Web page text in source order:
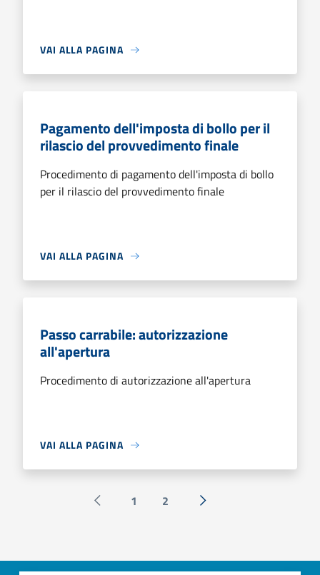
VAI ALLA PAGINA
Pagamento dell'imposta di bollo per il
rilascio del provvedimento finale
Procedimento di pagamento dell'imposta di bollo
per il rilascio del provvedimento finale
VAI ALLA PAGINA
Passo carrabile: autorizzazione
all'apertura
Procedimento di autorizzazione all'apertura
VAI ALLA PAGINA
Pagina precedente
1 2 Successiva »